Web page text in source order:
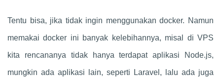
Tentu bisa, jika tidak ingin menggunakan docker. Namun
memakai docker ini banyak kelebihannya, misal di VPS
kita rencananya tidak hanya terdapat aplikasi Node.js,
mungkin ada aplikasi lain, seperti Laravel, lalu ada juga